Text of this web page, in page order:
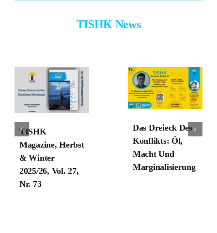
TISHK News
TISHK
Magazine, Herbst
& Winter
2025/26, Vol. 27,
Nr. 73
Das Dreieck Des
Konflikts: Öl,
Macht Und
Marginalisierung